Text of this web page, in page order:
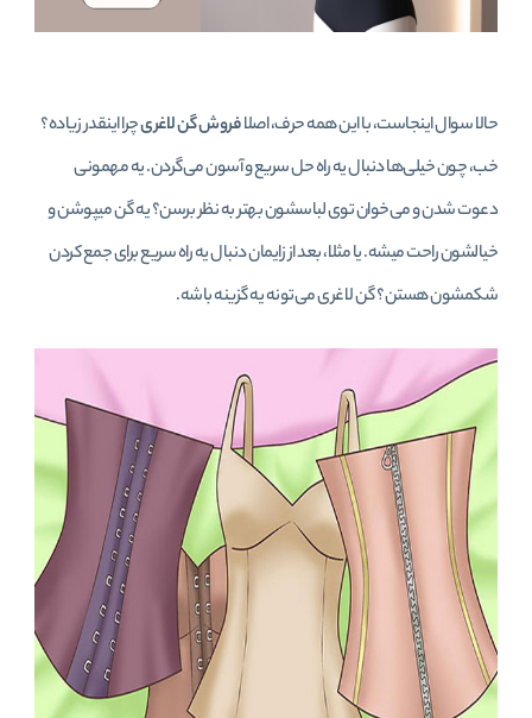
حالا سوال اینجاست، با این همه حرف، اصلافروش گن لاغریچرا اینقدر زیاده؟
خب، چون خیلی‌ها دنبال یه راه حل سریع و آسون می‌گردن. یه مهمونی
دعوت شدن و می‌خوان توی لباسشون بهتر به نظر برسن؟ یه گن میپوشن و
خیالشون راحت میشه. یا مثلا، بعد از زایمان دنبال یه راه سریع برای جمع کردن
شکمشون هستن؟ گن لاغری می‌تونه یه گزینه باشه.